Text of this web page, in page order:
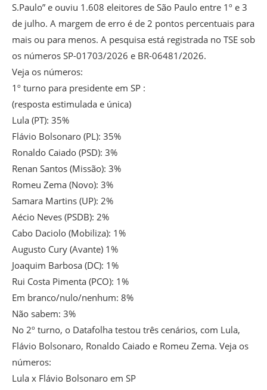
S.Paulo” e ouviu 1.608 eleitores de São Paulo entre 1º e 3
de julho. A margem de erro é de 2 pontos percentuais para
mais ou para menos. A pesquisa está registrada no TSE sob
os números SP-01703/2026 e BR-06481/2026.
Veja os números:
1º turno para presidente em SP :
(resposta estimulada e única)
Lula (PT): 35%
Flávio Bolsonaro (PL): 35%
Ronaldo Caiado (PSD): 3%
Renan Santos (Missão): 3%
Romeu Zema (Novo): 3%
Samara Martins (UP): 2%
Aécio Neves (PSDB): 2%
Cabo Daciolo (Mobiliza): 1%
Augusto Cury (Avante) 1%
Joaquim Barbosa (DC): 1%
Rui Costa Pimenta (PCO): 1%
Em branco/nulo/nenhum: 8%
Não sabem: 3%
No 2º turno, o Datafolha testou três cenários, com Lula,
Flávio Bolsonaro, Ronaldo Caiado e Romeu Zema. Veja os
números:
Lula x Flávio Bolsonaro em SP